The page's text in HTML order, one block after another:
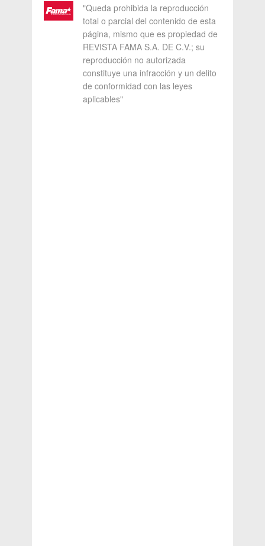
"Queda prohibida la reproducción
total o parcial del contenido de esta
página, mismo que es propiedad de
REVISTA FAMA S.A. DE C.V.; su
reproducción no autorizada
constituye una infracción y un delito
de conformidad con las leyes
aplicables"